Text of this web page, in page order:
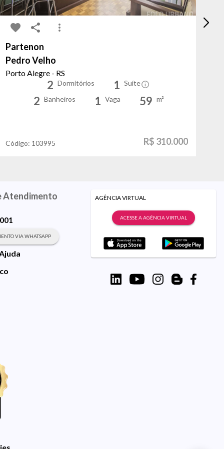
Partenon
Pedro Velho
Porto Alegre - RS
2 Dormitórios 1 Suíte
2 Banheiros 1 Vaga 59 m²
Código: 103995 R$ 310.000
Atendimento
VIA WHATSAPP
AGÊNCIA VIRTUAL
ACESSE A AGÊNCIA VIRTUAL